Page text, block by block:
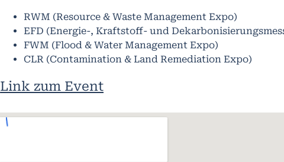
RWM (Resource & Waste Management Expo)
EFD (Energie-, Kraftstoff- und
FWM (Flood & Water Management Expo)
CLR (Contamination & Land Remediation Expo)
Link zum Event